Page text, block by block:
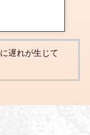
遅れが生じて